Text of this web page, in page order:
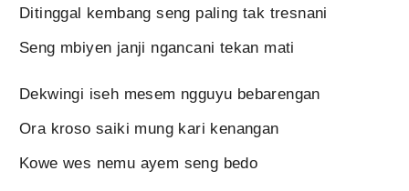
Ditinggal kembang seng paling tak tresnani
Seng mbiyen janji ngancani tekan mati
Dekwingi iseh mesem ngguyu bebarengan
Ora kroso saiki mung kari kenangan
Kowe wes nemu ayem seng bedo